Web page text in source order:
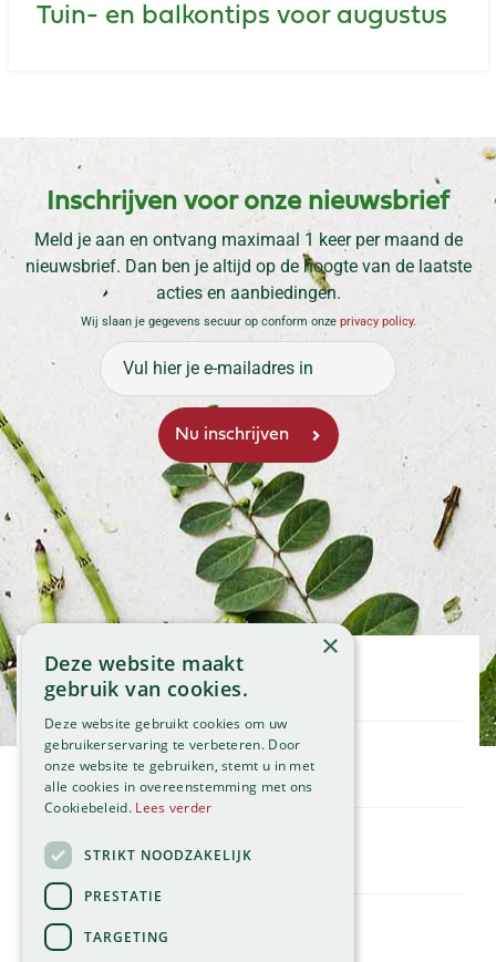
Tuin- en balkontips voor augustus
Inschrijven voor onze nieuwsbrief
Meld je aan en ontvang maximaal 1 keer per maand de
nieuwsbrief. Dan ben je altijd op de hoogte van de laatste
acties en aanbiedingen.
Wij slaan je gegevens secuur op conform onze privacy policy.
Openingstijden
Maandag
Dinsdag
Woensdag
Donderdag
Vrijdag
Zaterdag
Zondag
Bekijk onze afwijkende openingstijden >
Klantenservice
Service
Tuincentrum
Contact
Global Garden
Hillegommerdijk 554
2136 KX Zwaanshoek
×
Deze website maakt
gebruik van cookies.
Deze website gebruikt cookies om uw
gebruikerservaring te verbeteren. Door
onze website te gebruiken, stemt u in met
alle cookies in overeenstemming met ons
Cookiebeleid. Lees verder
STRIKT NOODZAKELIJK
PRESTATIE
TARGETING